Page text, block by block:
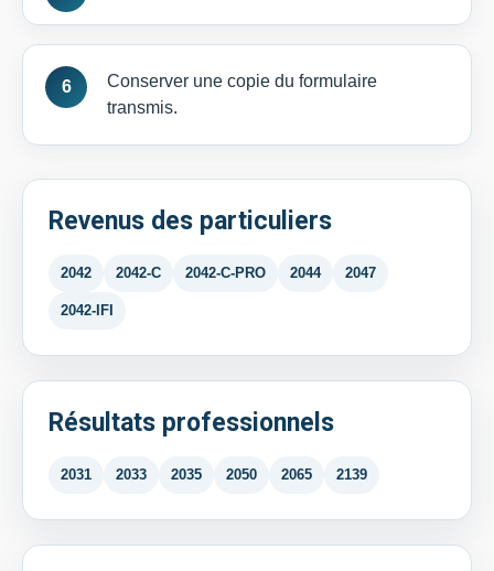
Conserver une copie du formulaire
transmis.
Revenus des particuliers
2042 2042-C 2042-C-PRO 2044 2047
2042-IFI
Résultats professionnels
2031 2033 2035 2050 2065 2139